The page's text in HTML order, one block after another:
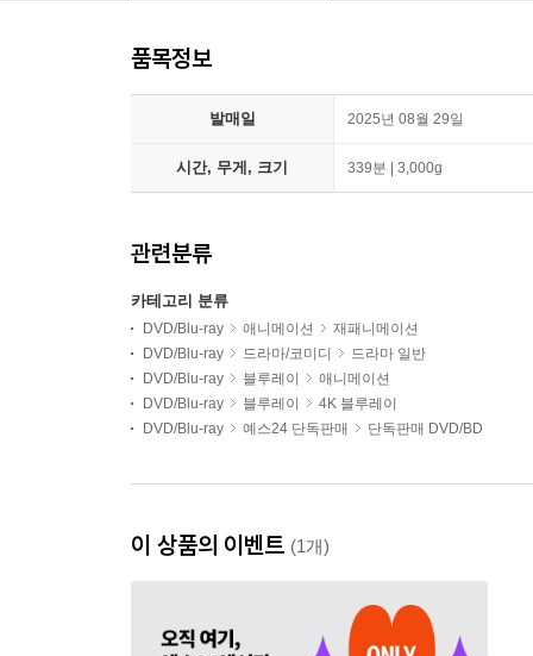
품목정보
발매일 2025년 08월 29일
시간, 무게, 크기 339분 | 3,000g
관련분류
카테고리 분류
DVD/Blu-ray 애니메이션
재패니메이션
DVD/Blu-ray
드라마/코미디
드라마 일반
DVD/Blu-ray
블루레이
애니메이션
DVD/Blu-ray
블루레이
4K 블루레이
DVD/Blu-ray
예스24 단독판매 단독판매 DVD/BD
이 상품의 이벤트 (1개)